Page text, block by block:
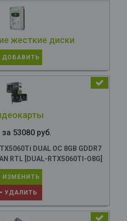
жесткие диски
ДОБАВИТЬ
53080 руб.
DUAL OC 8GB GDDR7
RTL [DUAL-RTX5060TI-O8G]
ИЗМЕНИТЬ
УДАЛИТЬ